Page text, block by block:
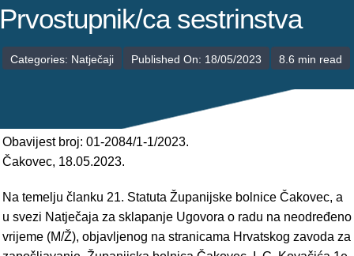
PALIJATIVNA SKRB
ca sestrinstva
Categories: Natječaji Published On: 18/05/2023 8.6 min read
Obavijest broj: 01-2084/1-1/2023.
Čakovec, 18.05.2023.
Na temelju članku 21. Statuta Županijske bolnice Čakovec, a
u svezi Natječaja za sklapanje Ugovora o radu na neodređeno
vrijeme (M/Ž), objavljenog na stranicama Hrvatskog zavoda za